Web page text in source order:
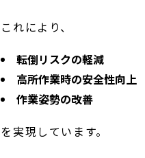
これにより、
転倒リスクの軽減
高所作業時の安全性向上
作業姿勢の改善
を実現しています。